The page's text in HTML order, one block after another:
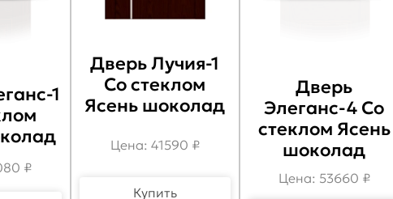
1
₽
Дверь Лучия-1
Со стеклом
Ясень шоколад
Цена: 41590 ₽
Купить
Дверь
Элеганс-4 Со
стеклом Ясень
шоколад
Цена: 53660 ₽